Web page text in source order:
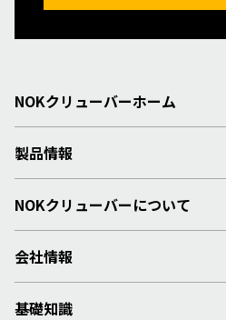
NOKクリューバーホーム
製品情報
NOKクリューバーについて
会社情報
基礎知識